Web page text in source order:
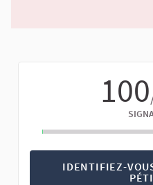
100
IDENTIFIEZ-